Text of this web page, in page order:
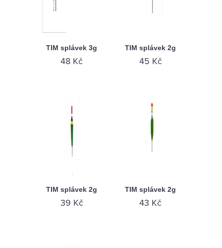
TIM splávek 3g
48 Kč
TIM splávek 2g
45 Kč
TIM splávek 2g
39 Kč
TIM splávek 2g
43 Kč